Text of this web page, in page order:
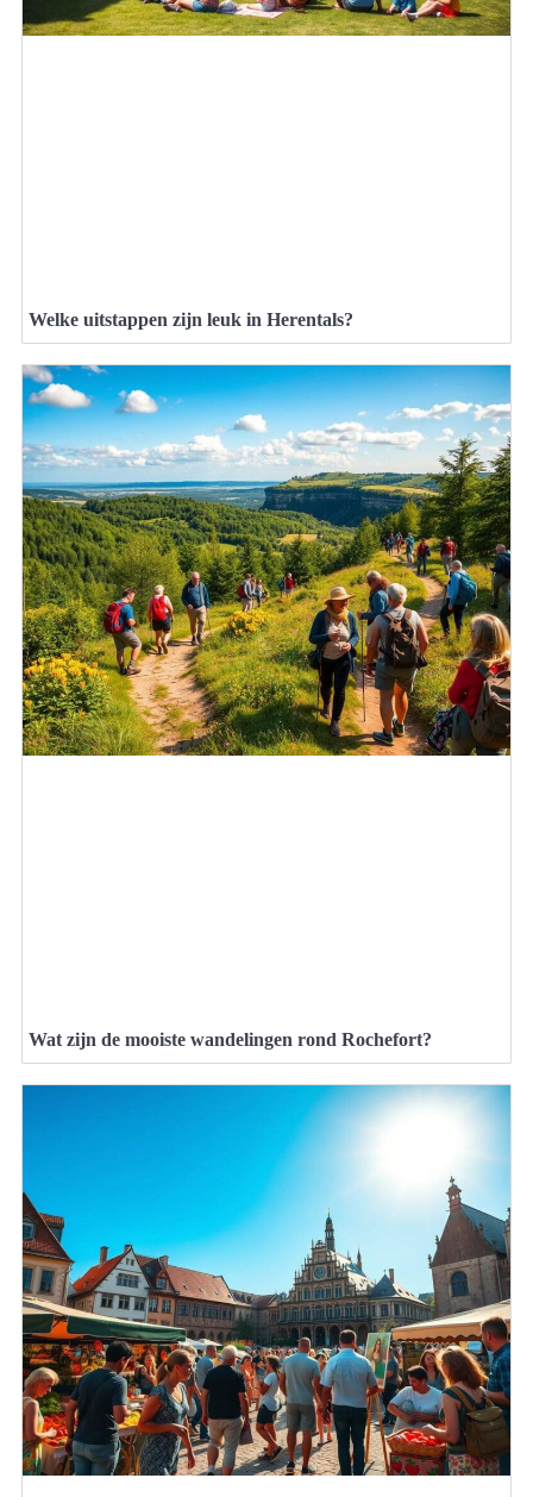
Welke uitstappen zijn leuk in Herentals?
Wat zijn de mooiste wandelingen rond Rochefort?